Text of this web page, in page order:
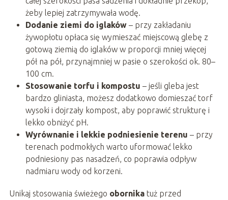
żeby lepiej zatrzymywała wodę.
Dodanie ziemi do iglaków– przy zakładaniu
żywopłotu opłaca się wymieszać miejscową glebę z
gotową ziemią do iglaków w proporcji mniej więcej
pół na pół, przynajmniej w pasie o szerokości ok. 80–
100 cm.
Stosowanie torfu i kompostu – jeśli gleba jest
bardzo gliniasta, możesz dodatkowo domieszać torf
wysoki i dojrzały kompost, aby poprawić strukturę i
lekko obniżyć pH.
Wyrównanie i lekkie podniesienie terenu – przy
terenach podmokłych warto uformować lekko
podniesiony pas nasadzeń, co poprawia odpływ
nadmiaru wody od korzeni.
Unikaj stosowania świeżego obornikatuż przed